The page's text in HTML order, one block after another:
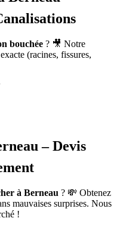
bouchée ? 🎥 Notre
(racines, fissures,
– Devis
à Berneau ? 💸 Obtenez
mauvaises surprises. Nous
!